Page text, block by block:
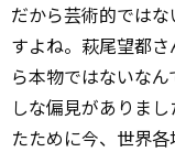
だから芸術的では
すよね。萩尾望都
ら本物ではないな
しな偏見がありま
たために今、世界